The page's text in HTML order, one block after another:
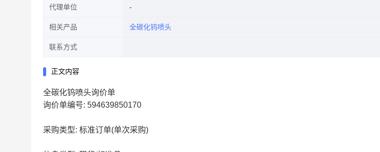
代理单位
相关产品 全碳化钨喷头
联系方式
正文内容
全碳化钨喷头询价单
询价单编号: 594639850170
采购类型: 标准订单(单次采购)